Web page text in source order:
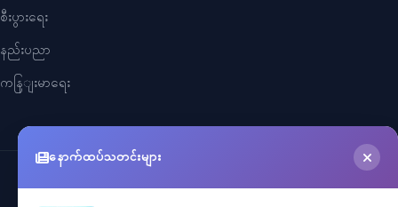
စီးပွားရေး
နည်းပညာ
ကနြျးမာရေး
နောက်ထပ်သတင်းများ